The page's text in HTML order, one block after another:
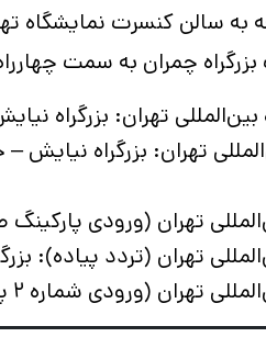
به سالن کنسرت نمایشگاه
بزرگراه چمران به سمت
تهران: بزرگراه
تهران: بزرگراه
تهران (ورودی
تهران (تردد پیاده):
طبقاتی): خیابان یمن – خیابان رشید فضل الله